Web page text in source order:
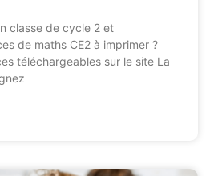
classe de cycle 2 et
de maths CE2 à imprimer ?
téléchargeables sur le site La